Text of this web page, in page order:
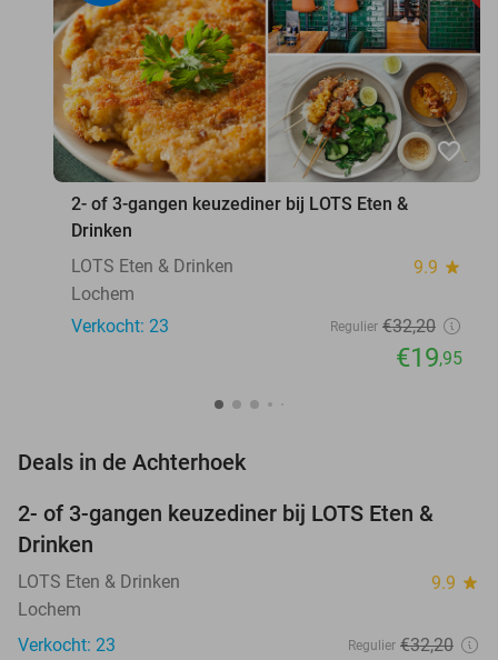
favorite_border
2- of 3-gangen keuzediner bij LOTS Eten &
Drinken
LOTS Eten & Drinken
9.9 star
Lochem
Verkocht: 23
Regulier €32,20
€19,95
Deals in de Achterhoek
38%
TODAY
2- of 3-gangen keuzediner bij LOTS Eten &
Drinken
LOTS Eten & Drinken 9.9 star
Lochem
Verkocht: 23
Regulier €32,20